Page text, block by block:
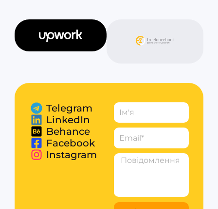
Telegram
LinkedIn
Behance
Facebook
Instagram